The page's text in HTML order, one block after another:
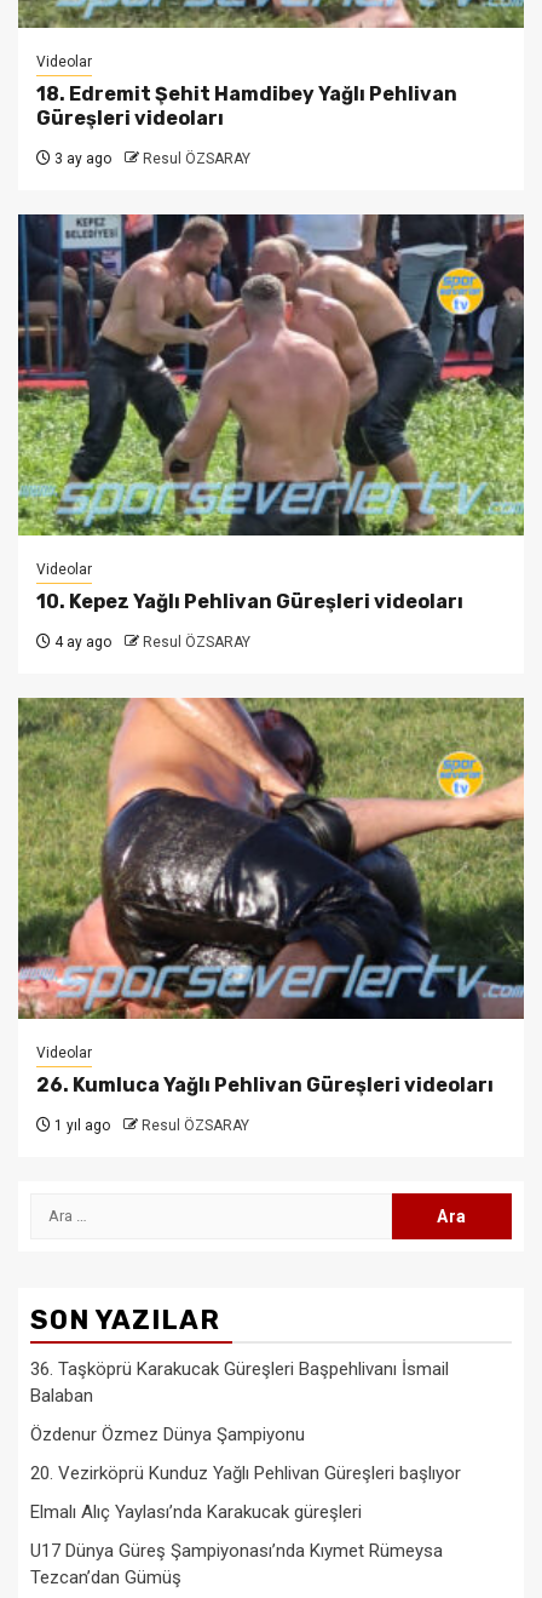
Videolar
18. Edremit Şehit Hamdibey Yağlı Pehlivan
Güreşleri videoları
3 ay ago Resul ÖZSARAY
Videolar
10. Kepez Yağlı Pehlivan Güreşleri videoları
4 ay ago Resul ÖZSARAY
Videolar
26. Kumluca Yağlı Pehlivan Güreşleri videoları
1 yıl ago Resul ÖZSARAY
Arama:
SON YAZILAR
36. Taşköprü Karakucak Güreşleri Başpehlivanı İsmail
Balaban
Özdenur Özmez Dünya Şampiyonu
20. Vezirköprü Kunduz Yağlı Pehlivan Güreşleri başlıyor
Elmalı Alıç Yaylası’nda Karakucak güreşleri
U17 Dünya Güreş Şampiyonası’nda Kıymet Rümeysa
Tezcan’dan Gümüş